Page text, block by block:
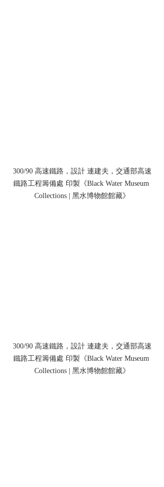
300/90 高速鐵路，設計 連建夫，交通部高速
鐵路工程籌備處 印製《Black Water Museum
Collections | 黑水博物館館藏》
300/90 高速鐵路，設計 連建夫，交通部高速
鐵路工程籌備處 印製《Black Water Museum
Collections | 黑水博物館館藏》